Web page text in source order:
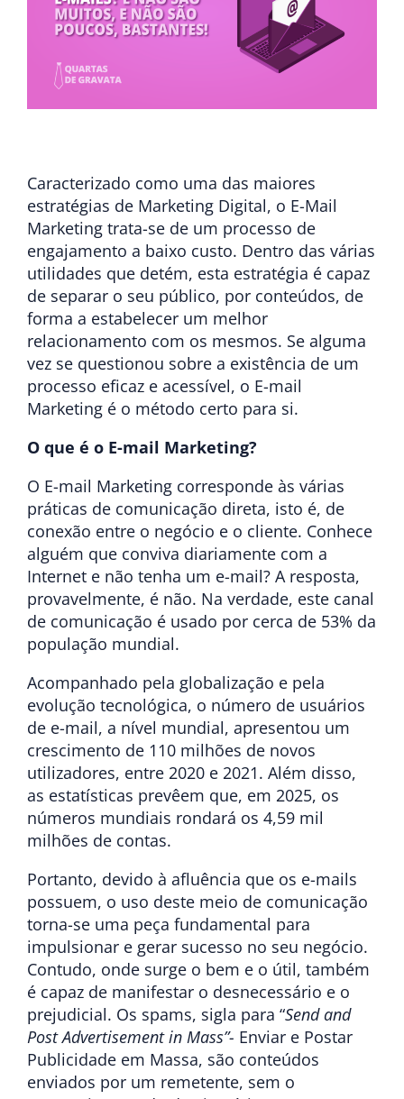
Caracterizado como uma das maiores
estratégias de Marketing Digital, o E-Mail
Marketing trata-se de um processo de
engajamento a baixo custo. Dentro das várias
utilidades que detém, esta estratégia é capaz
de separar o seu público, por conteúdos, de
forma a estabelecer um melhor
relacionamento com os mesmos. Se alguma
vez se questionou sobre a existência de um
processo eficaz e acessível, o E-mail
Marketing é o método certo para si.
O que é o E-mail Marketing?
O E-mail Marketing corresponde às várias
práticas de comunicação direta, isto é, de
conexão entre o negócio e o cliente. Conhece
alguém que conviva diariamente com a
Internet e não tenha um e-mail? A resposta,
provavelmente, é não. Na verdade, este canal
de comunicação é usado por cerca de 53% da
população mundial.
Acompanhado pela globalização e pela
evolução tecnológica, o número de usuários
de e-mail, a nível mundial, apresentou um
crescimento de 110 milhões de novos
utilizadores, entre 2020 e 2021. Além disso,
as estatísticas prevêem que, em 2025, os
números mundiais rondará os 4,59 mil
milhões de contas.
Portanto, devido à afluência que os e-mails
possuem, o uso deste meio de comunicação
torna-se uma peça fundamental para
impulsionar e gerar sucesso no seu negócio.
Contudo, onde surge o bem e o útil, também
é capaz de manifestar o desnecessário e o
prejudicial. Os spams, sigla para “Send and
Post Advertisement in Mass”- Enviar e Postar
Publicidade em Massa, são conteúdos
enviados por um remetente, sem o